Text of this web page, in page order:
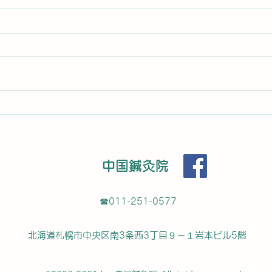
暑くても汗をかけない症状がひど
また同時に生理痛も相談して鍼を
なり
メン
めて
中国鍼灸院
☎︎011-251-0577
北海道札幌市中央区南3条西3丁目９－１岩本ビル5階